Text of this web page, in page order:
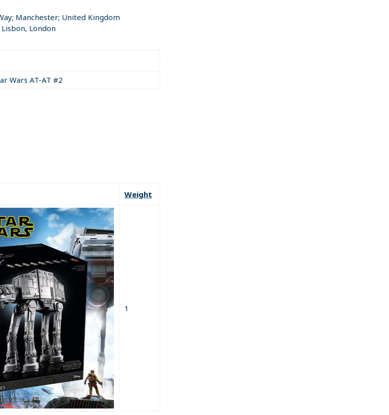
Manchester; United Kingdom
London
Wars AT-AT #2
Weight
1